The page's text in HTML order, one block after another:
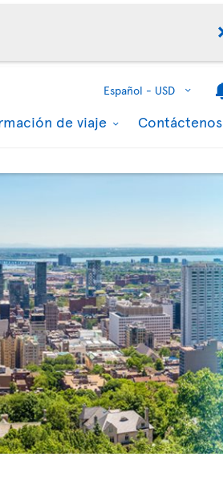
Español - USD
de viaje Contáctenos